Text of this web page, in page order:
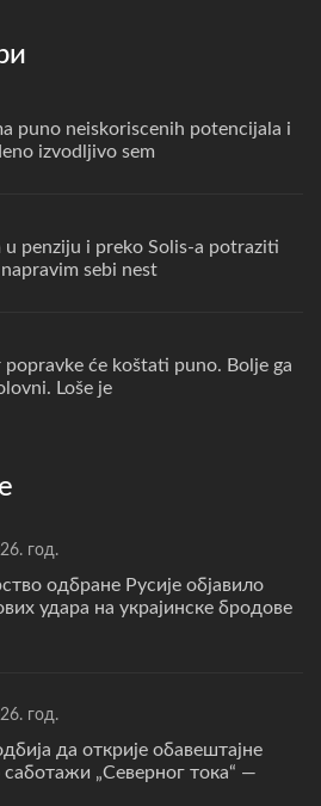
puno neiskoriscenih potencijala i
izvodljivo sem
u penziju i preko Solis-a potraziti
sebi nest
će koštati puno. Bolje ga
Loše je
год.
одбране Русије објавило
удара на украјинске бродове
год.
да открије обавештајне
саботажи „Северног тока“ —